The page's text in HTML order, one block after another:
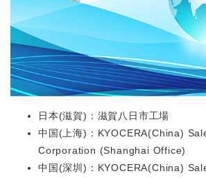
日本(滋賀)：滋賀八日市工場
中国(上海)：KYOCERA(China)
Corporation (Shanghai Office)
中国(深圳)：KYOCERA(China)